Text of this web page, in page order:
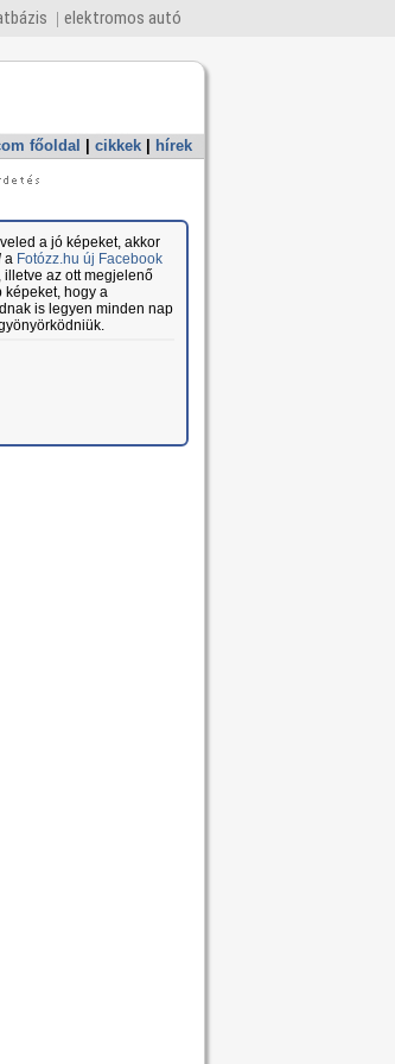
elektromos autó
főoldal cikkek hírek
a jó képeket, akkor
a Fotózz.hu új Facebook
illetve az ott megjelenő
képeket, hogy a
is legyen minden nap